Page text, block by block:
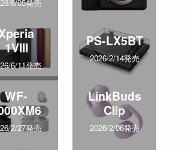
6/05発売
1VIII
6/11発売
PS-LX5BT
2026/2/14発売
WF-
2/27発売
LinkBuds
Clip
2026/2/06発売